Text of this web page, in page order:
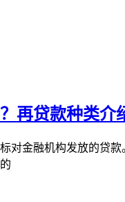
再贷款种类介
对金融机构发放的贷